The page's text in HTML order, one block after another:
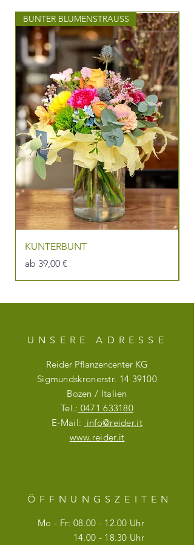
BUNTER BLUMENSTRAUSS
KUNTERBUNT
ab 39,00 €
Sale-Preis
UNSERE ADRESSE
Reider Pflanzencenter KG
Sigmundskronerstr. 14 39100
Bozen / Italien
Tel.: 0471 633180
E-Mail: info@reider.it
www.reider.it
ÖFFNUNGSZEITE N
Mo - Fr: 08.00 - 12.00 Uhr
14.00 - 18.30 Uhr